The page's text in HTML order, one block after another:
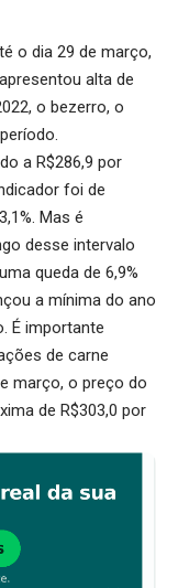
o dia 29 de março,
alta de
o bezerro, o
a R$286,9 por
foi de
Mas é
desse intervalo
queda de 6,9%
a mínima do ano
É importante
de carne
março, o preço do
de R$303,0 por